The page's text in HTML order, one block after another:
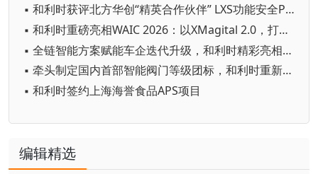
▪ 和利时获评北方华创“精英合作伙伴” LXS功能安全PLC 护航半导体装备国产化
▪ 和利时重磅亮相WAIC 2026：以XMagital 2.0，打造“自由定义、自主运行”的智能工厂
▪ 全链智能方案赋能车企迭代升级，和利时精彩亮相“AMTS 2026”
▪ 牵头制定国内首部智能阀门等级团标，和利时重新定义“智能”新赛道
▪ 和利时签约上海海誉食品APS项目
编辑精选